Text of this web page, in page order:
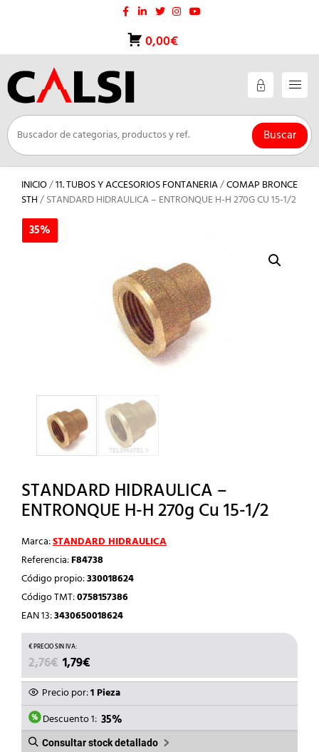
0,00€
Buscar
INICIO/11. TUBOS Y ACCESORIOS FONTANERIA/COMAP BRONCE
STH/ STANDARD HIDRAULICA – ENTRONQUE H-H 270G CU 15-1/2
35%
STANDARD HIDRAULICA –
ENTRONQUE H-H 270g Cu 15-1/2
Marca:STANDARD HIDRAULICA
Referencia:F84738
Código propio:330018624
Código TMT:0758157386
EAN 13:3430650018624
2,76€ EL
PRECIO
ORIGINAL
ERA:
2,76€.
1,79€
PRECIO
ACTUAL
ES:
1,79€.
Precio por:1 Pieza
Descuento 1: 35%
Consultar stock detallado
35%